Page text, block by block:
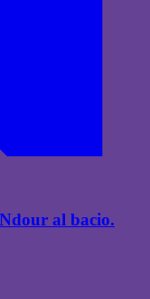
al bacio.